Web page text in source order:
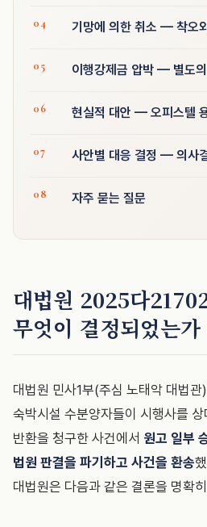
기망에 의한 취소 — 착오
이행강제금 압박 — 별도의
현실적 대안 — 오피스텔
사안별 대응 결정 — 의사
자주 묻는 질문
대법원 2025다
무엇이 결정되었는가
대법원 민사1부(주심 노태악 대법
숙박시설 수분양자들이 시행사를
반환을 청구한 사건에서 원고 일부
법원 판결을 파기하고 사건을 환송
대법원은 다음과 같은 결론을 명확